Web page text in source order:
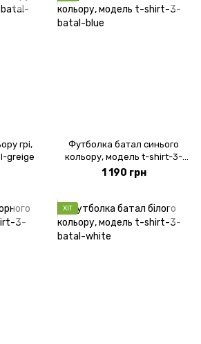
грі,
greige
Футболка батал синього
кольору, модель t-shirt-3-
batal-blue
1 190 грн
ХІТ